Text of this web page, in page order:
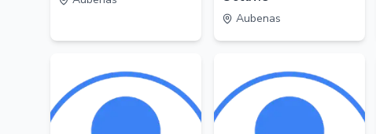
Aubenas